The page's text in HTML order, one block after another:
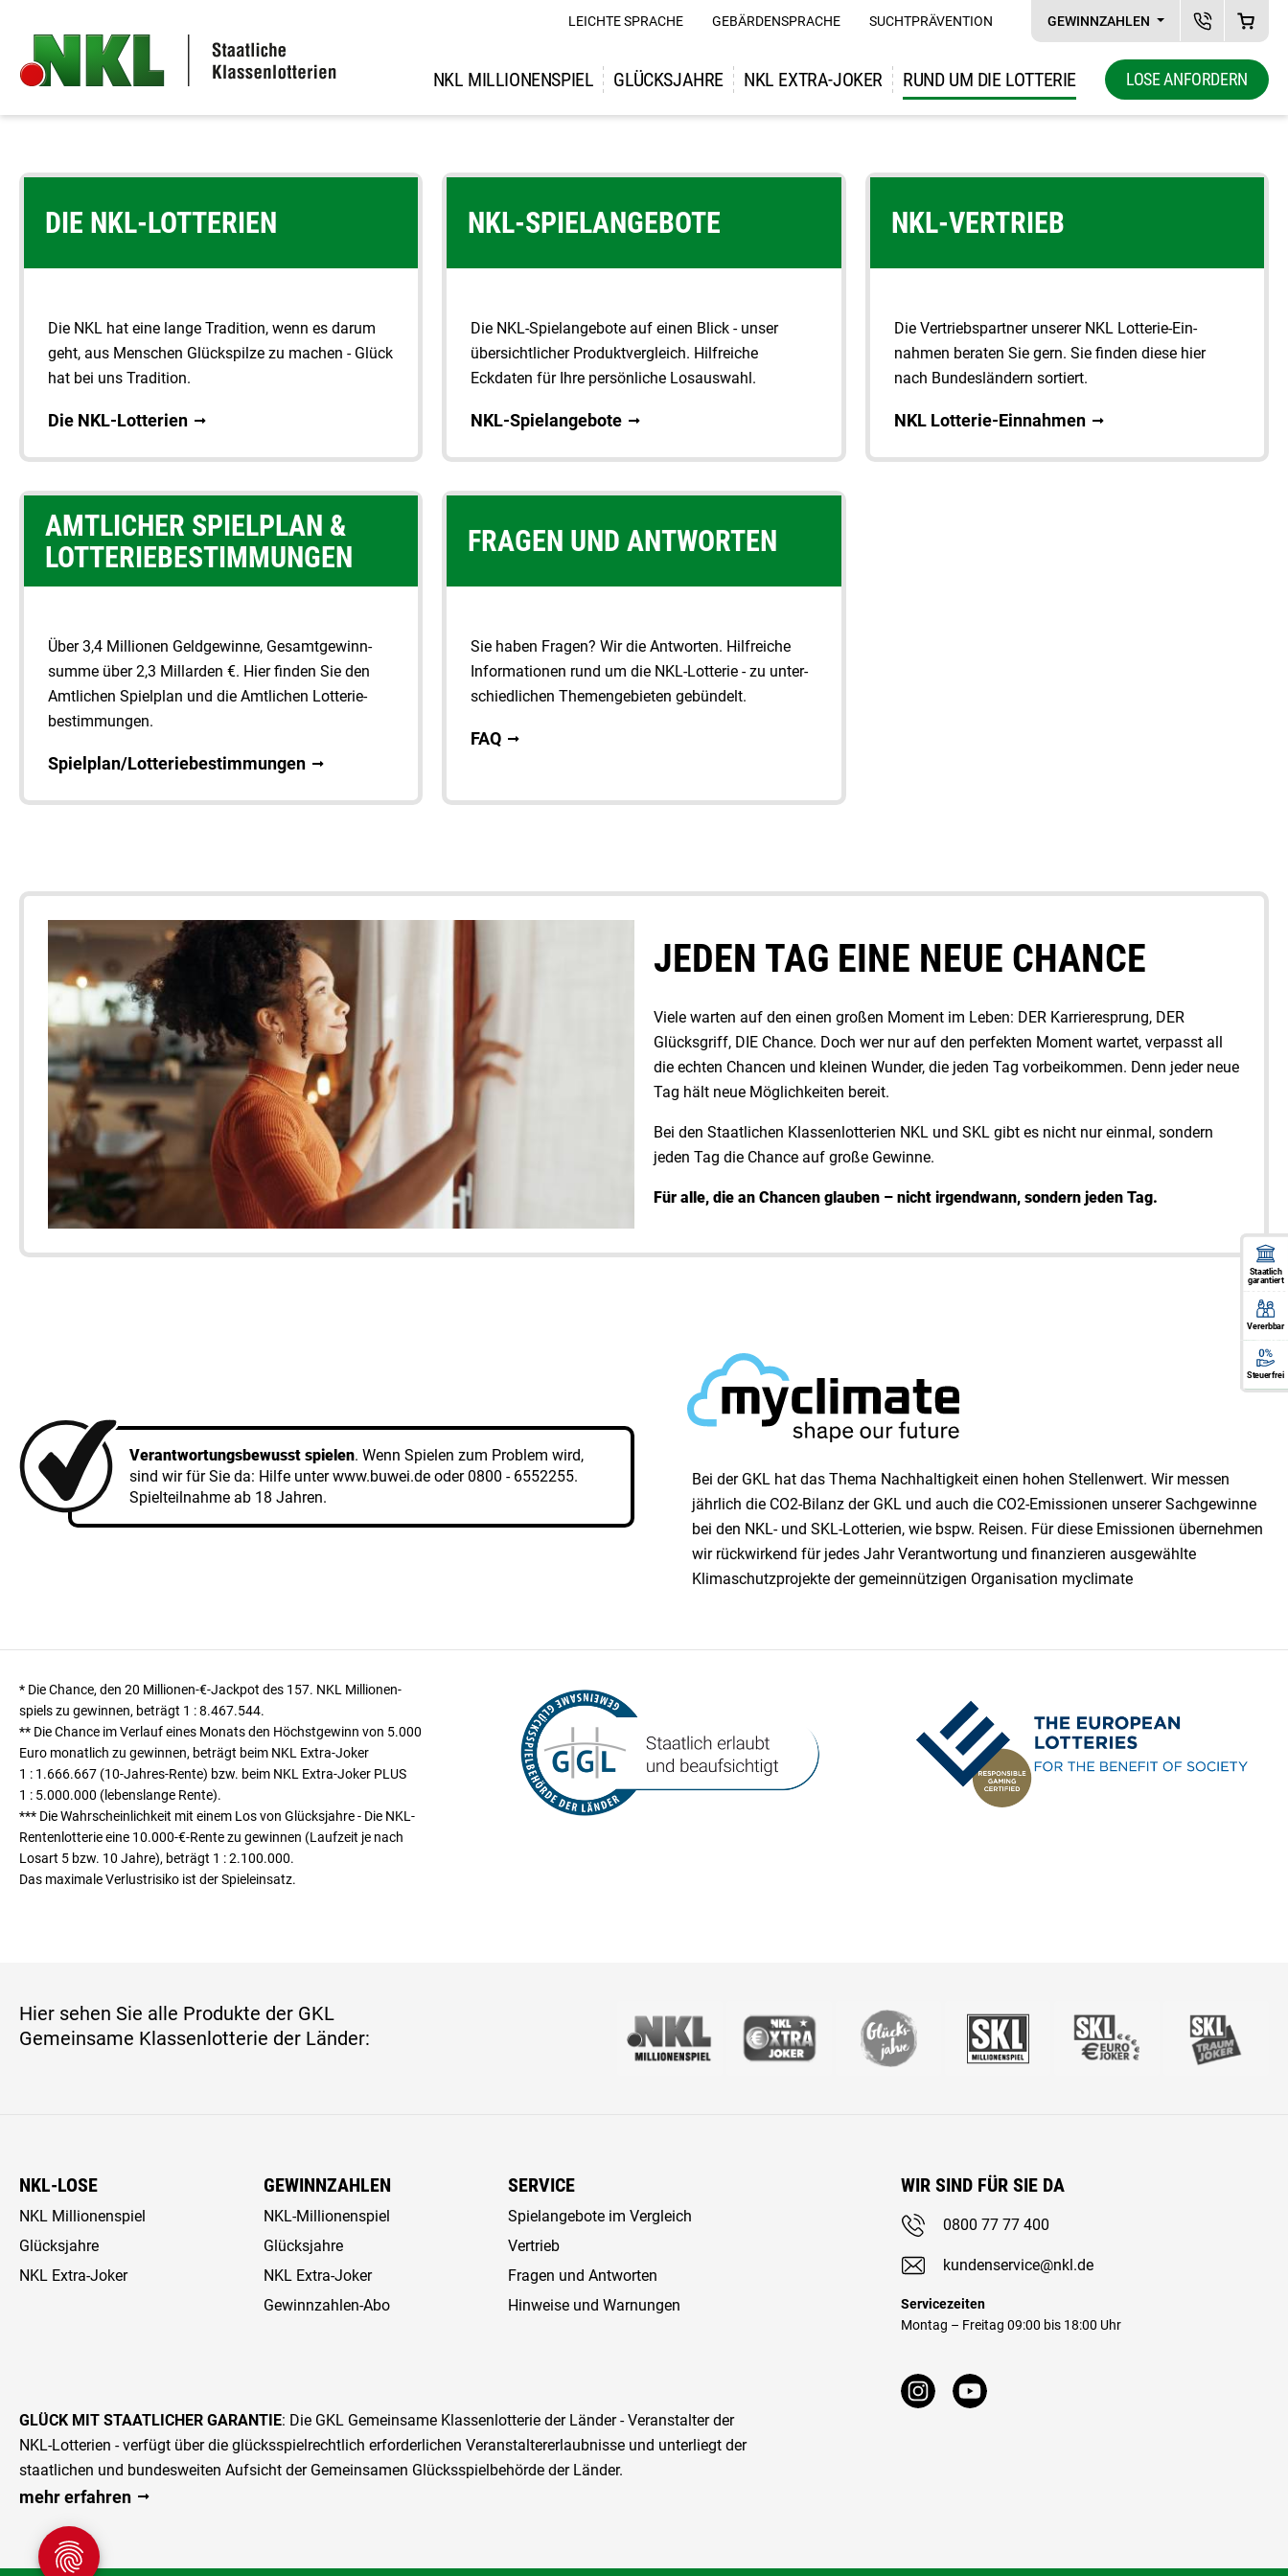
LEICHTE SPRACHE GEBÄRDENSPRACHE SUCHTPRÄVENTION GEWINNZAHLEN
NKL
NKL MILLIONENSPIEL GLÜCKSJAHRE NKL EXTRA-JOKER RUND UM DIE LOTTERIE
Zeige Unternavigation zu "Rund um die Lotterie"
LOSE ANFORDERN
DIE NKL-LOTTERIEN
Die NKL hat eine lange Tradition, wenn es darum
geht, aus Menschen Glückspilze zu machen - Glück
hat bei uns Tradition.
Die NKL-Lotterien
NKL-SPIELANGEBOTE
Die NKL-Spielangebote auf einen Blick - unser
übersichtlicher Produktvergleich. Hilfreiche
Eckdaten für Ihre persönliche Losauswahl.
NKL-Spielangebote
NKL-VERTRIEB
Die Vertriebspartner unserer NKL Lotterie-Ein­
nahmen beraten Sie gern. Sie finden diese hier
nach Bundes­ländern sortiert.
NKL Lotterie-Einnahmen
AMTLICHER SPIELPLAN &
LOTTERIEBESTIMMUNGEN
Über 3,4 Millionen Geldgewinne, Gesamt­gewinn­
summe über 2,3 Millarden €. Hier finden Sie den
Amt­lichen Spielplan und die Amtlichen Lotterie­
bestimmungen.
Spielplan/Lotteriebestimmungen
FRAGEN UND ANTWORTEN
Sie haben Fragen? Wir die Antworten. Hilfreiche
Informationen rund um die NKL-Lotterie - zu unter­
schiedlichen Themengebieten gebündelt.
FAQ
JEDEN TAG EINE NEUE CHANCE
Viele warten auf den einen großen Moment im Leben: DER Karrieresprung, DER
Glücksgriff, DIE Chance. Doch wer nur auf den perfekten Moment wartet, verpasst all
die echten Chancen und kleinen Wunder, die jeden Tag vorbeikommen. Denn jeder neue
Tag hält neue Möglichkeiten bereit.
Bei den Staatlichen Klassenlotterien NKL und SKL gibt es nicht nur einmal, sondern
jeden Tag die Chance auf große Gewinne.
Für alle, die an Chancen glauben – nicht irgendwann, sondern jeden Tag.
Verantwortungsbewusst spielen. Wenn Spielen zum Problem wird,
sind wir für Sie da: Hilfe unterwww.buwei.de oder0800 - 6552255.
Spielteilnahme ab 18 Jahren.
Bei der GKL hat das Thema Nachhaltigkeit einen ho­hen Stellen­wert. Wir messen
jährlich die CO2-Bilanz der GKL und auch die CO2-Emissionen unserer Sach­ge­winne
bei den NKL- und SKL-Lotterien, wie bspw. Reisen. Für diese Emissionen übernehmen
wir rück­wirkend für jedes Jahr Verantwortung und finanzieren ausgewählte
Klimaschutzprojekte der gemeinnützigen Organisation myclimate
* Die Chance, den 20 Millionen-€-Jackpot des 157. NKL Millionen­
spiels zu gewinnen, beträgt 1 : 8.467.544.
** Die Chance im Verlauf eines Monats den Höchst­gewinn von 5.000
Euro monatlich zu gewinnen, beträgt beim NKL Extra-Joker
1 : 1.666.667 (10-Jahres-Rente) bzw. beim NKL Extra-Joker PLUS
1 : 5.000.000 (lebenslange Rente).
*** Die Wahrscheinlichkeit mit einem Los von Glücksjahre - Die NKL-
Rentenlotterie eine 10.000-€-Rente zu gewinnen (Laufzeit je nach
Losart 5 bzw. 10 Jahre), beträgt 1 : 2.100.000.
Das maximale Verlustrisiko ist der Spieleinsatz.
Hier sehen Sie alle Produkte der GKL
Gemeinsame Klassenlotterie der Länder:
NKL-LOSE
NKL Millionenspiel
Glücksjahre
NKL Extra-Joker
GEWINNZAHLEN
NKL-Millionenspiel
Glücksjahre
NKL Extra-Joker
Gewinnzahlen-Abo
SERVICE
Spielangebote im Vergleich
Vertrieb
Fragen und Antworten
Hinweise und Warnungen
WIR SIND FÜR SIE DA
0800 77 77 400
kundenservice@nkl.de
Servicezeiten
Montag – Freitag 09:00 bis 18:00 Uhr
GLÜCK MIT STAATLICHER GARANTIE: Die GKL Gemeinsame Klassenlotterie der Länder - Veranstalter der
NKL-Lotterien - verfügt über die glücks­spiel­rechtlich erforderlichen Veranstalter­erlaubnisse und unterliegt der
staatlichen und bundesweiten Aufsicht der Gemeinsamen Glücksspielbehörde der Länder.
mehr erfahren
Staatlich
garantiert
Die
Vererbbar
Steuerfrei